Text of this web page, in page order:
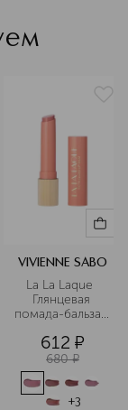
и
VIVIENNE SABO
La La Laque
Глянцевая
помада-бальзам
612 ¤
680 ¤
+3